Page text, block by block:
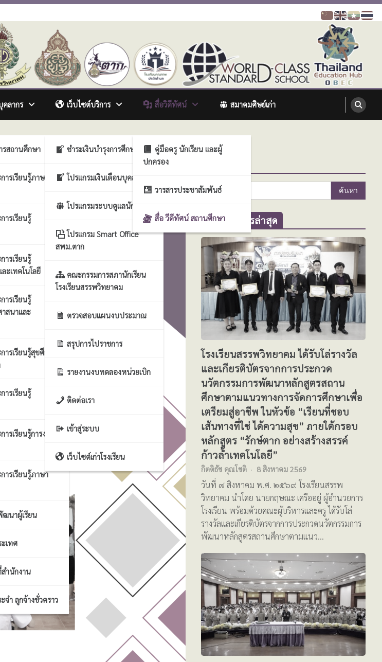
คลากร
รสถานศึกษา
ารเรียนรู้ภาษา
ารเรียนรู้
ารเรียนรู้
ะเทคโนโลยี
ารเรียนรู้
สนาและ
ารเรียนรู้สุขศึกษา
ารเรียนรู้
รเรียนรู้การงาน
ารเรียนรู้ภาษา
ฒนาผู้เรียน
เทศ
ำนักงาน
จำ ลูกจ้างชั่วคราว
เว็บไซต์บริการ
ชำระเงินบำรุงการศึกษา
โปรแกรมเงินเดือนบุคลากร
โปรแกรมระบบดูแลนักเรียน
โปรแกรม Smart Office
สพม.ตาก
คณะกรรมการสภานักเรียน
โรงเรียนสรรพวิทยาคม
ตรวจสอบแผนงบประมาณ
สรุปการไปราชการ
รายงานงบทดลองหน่วยเบิก
ติดต่อเรา
เข้าสู่ระบบ
เว็บไซต์เก่าโรงเรียน
สื่อวิดีทัศน์
คู่มือครู นักเรียน และผู้
ปกครอง
วารสารประชาสัมพันธ์
สื่อ วีดีทัศน์ สถานศึกษา
สมาคมศิษย์เก่า
ค้นหา
ข่าวสารล่าสุด
โรงเรียนสรรพวิทยาคม ได้รับโล่รางวัล
และเกียรติบัตรจากการประกวด
นวัตกรรมการพัฒนาหลักสูตรสถาน
ศึกษาตามแนวทางการจัดการศึกษาเพื่อ
เตรียมสู่อาชีพ ในหัวข้อ “เรียนที่ชอบ
เส้นทางที่ใช่ ได้ความสุข” ภายใต้กรอบ
หลักสูตร “รักษ์ตาก อย่างสร้างสรรค์
ก้าวล้ำเทคโนโลยี”
กิตติธัช คุณโชติ 8 สิงหาคม 2569
วันที่ ๗ สิงหาคม พ.ศ. ๒๕๖๙ โรงเรียนสรรพ
วิทยาคม นำโดย นายกฤษณะ เครืออยู่ ผู้อำนวยการ
โรงเรียน พร้อมด้วยคณะผู้บริหารและครู ได้รับโล่
รางวัลและเกียรติบัตรจากการประกวดนวัตกรรมการ
พัฒนาหลักสูตรสถานศึกษาตามแนว…